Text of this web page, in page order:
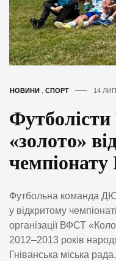
НОВИНИ , СПОРТ 14
Футболісти
«золото»
Футбольна команда
у відкритому
організації ВФСТ
2012–2013 років
Гніванська міська